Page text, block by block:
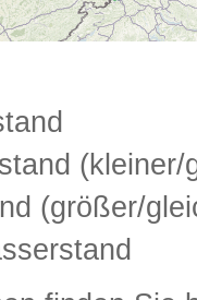
(kleiner/
(größer/